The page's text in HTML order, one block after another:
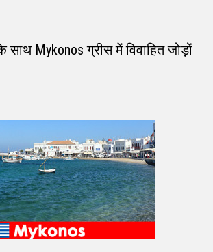
Mykonos ग्रीस में विवाहित जोड़ों